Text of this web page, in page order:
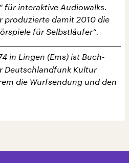
für interaktive Audiowalks.
produzierte damit 2010 die
für Selbstläufer“.
in Lingen (Ems) ist Buch-
Deutschlandfunk Kultur
die Wurfsendung und den